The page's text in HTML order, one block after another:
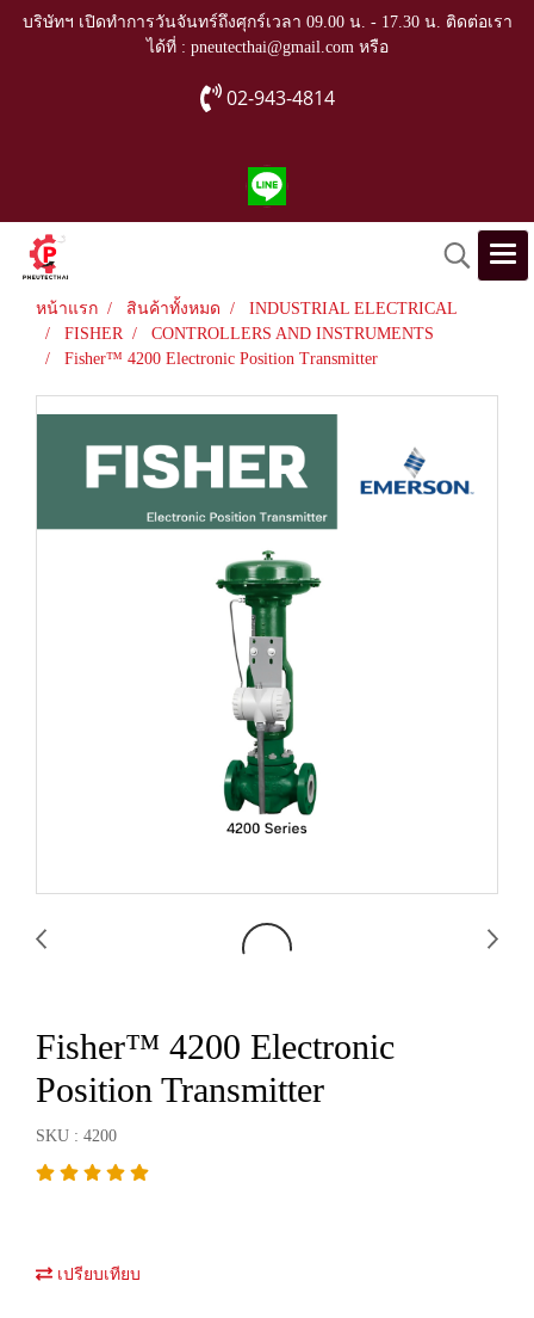
บริษัทฯ เปิดทำการวันจันทร์ถึงศุกร์เวลา 09.00 น. - 17.30 น. ติดต่อเรา
ได้ที่ : pneutecthai@gmail.com หรือ
02-943-4814
หน้าแรก สินค้าทั้งหมด
INDUSTRIAL ELECTRICAL
FISHER
CONTROLLERS AND INSTRUMENTS
Fisher™ 4200 Electronic Position Transmitter
Fisher™ 4200 Electronic
Position Transmitter
SKU : 4200
เปรียบเทียบ